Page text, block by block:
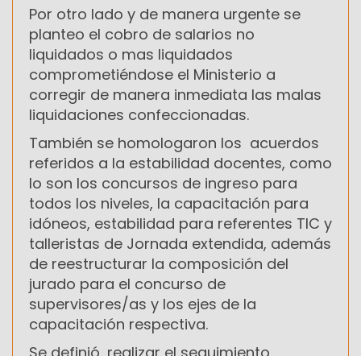
Por otro lado y de manera urgente se
planteo el cobro de salarios no
liquidados o mas liquidados
comprometiéndose el Ministerio a
corregir de manera inmediata las malas
liquidaciones confeccionadas.
También se homologaron los acuerdos
referidos a la estabilidad docentes, como
lo son los concursos de ingreso para
todos los niveles, la capacitación para
idóneos, estabilidad para referentes TIC y
talleristas de Jornada extendida, además
de reestructurar la composición del
jurado para el concurso de
supervisores/as y los ejes de la
capacitación respectiva.